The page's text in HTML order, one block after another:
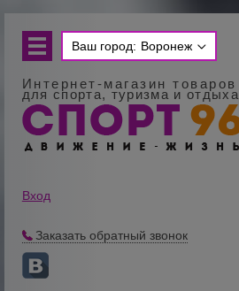
Ваш город: Воронеж
Интернет-магазин товаров
для спорта, туризма и отдыха
Вход
Заказать обратный звонок